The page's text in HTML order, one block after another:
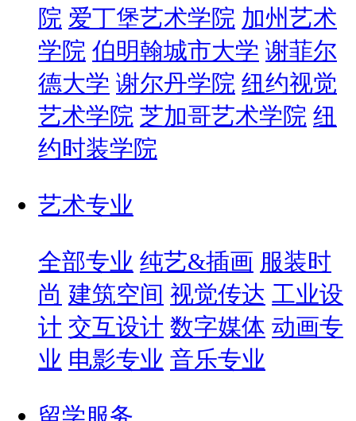
院 爱丁堡艺术学院 加州艺术
学院 伯明翰城市大学 谢菲尔
德大学 谢尔丹学院 纽约视觉
艺术学院 芝加哥艺术学院 纽
约时装学院
艺术专业
全部专业 纯艺&插画 服装时
尚 建筑空间 视觉传达 工业设
计 交互设计 数字媒体 动画专
业 电影专业 音乐专业